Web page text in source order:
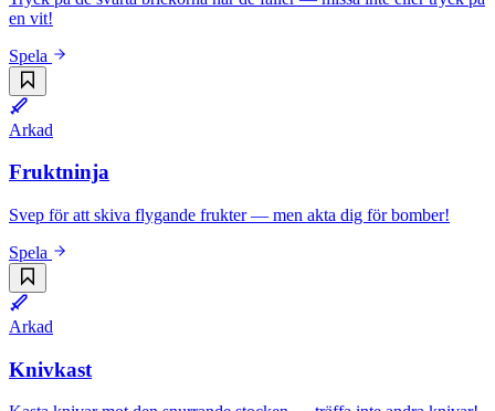
en vit!
Spela
Arkad
Fruktninja
Svep för att skiva flygande frukter — men akta dig för bomber!
Spela
Arkad
Knivkast